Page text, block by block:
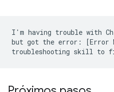
I'm having trouble with
but got the error: [Error